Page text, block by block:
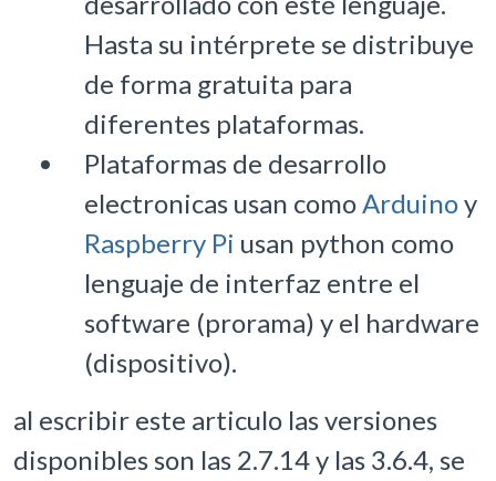
Hasta su intérprete se distribuye
de forma gratuita para
diferentes plataformas.
Plataformas de desarrollo
electronicas usan comoArduinoy
Raspberry Pi usan python como
lenguaje de interfaz entre el
software (prorama) y el hardware
(dispositivo).
al escribir este articulo las versiones
disponibles son las 2.7.14 y las 3.6.4, se